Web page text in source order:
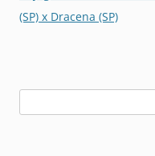
de
(SP) x Dracena (SP)
por: